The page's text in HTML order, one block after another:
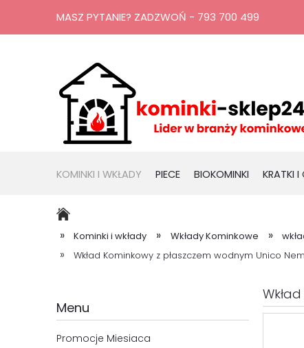
KOMINKI I WKŁADY PIECE BIOKOMINKI KRATKI
RURY, KOMINY
» Kominki i wkłady » Wkłady Kominkowe »
» Wkład Kominkowy z płaszczem wodnym Unico
MASZ PYTANIE? ZADZWOŃ - 793 700 499
Menu
Promocje Miesiaca